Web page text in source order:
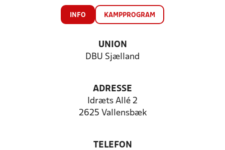
INFO KAMPPROGRAM
UNION
DBU Sjælland
ADRESSE
Idræts Allé 2
2625 Vallensbæk
TELEFON